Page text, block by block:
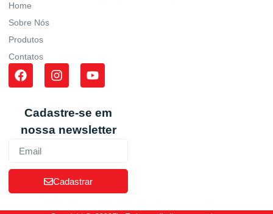
Home
Sobre Nós
Produtos
Contatos
Cadastre-se em
nossa newsletter
Cadastrar